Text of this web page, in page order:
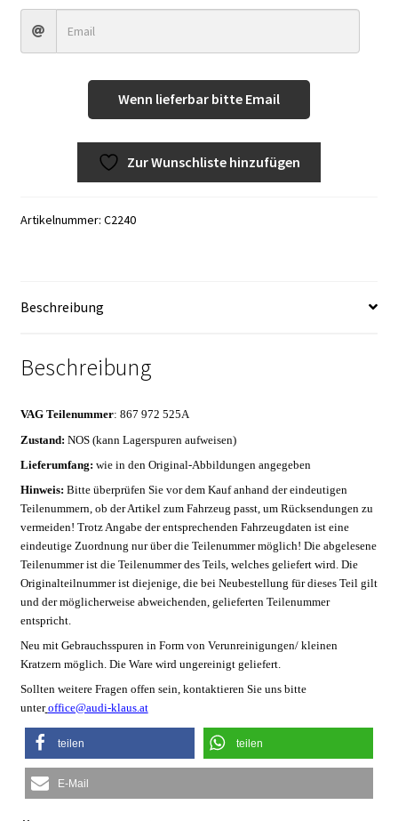
Wenn lieferbar bitte Email
Zur Wunschliste hinzufügen
Artikelnummer: C2240
Beschreibung
Beschreibung
VAG Teilenummer: 867 972 525A
Zustand: NOS (kann Lagerspuren aufweisen)
Lieferumfang: wie in den Original-Abbildungen angegeben
Hinweis: Bitte überprüfen Sie vor dem Kauf anhand der eindeutigen
Teilenummern, ob der Artikel zum Fahrzeug passt, um Rücksendungen zu
vermeiden! Trotz Angabe der entsprechenden Fahrzeugdaten ist eine
eindeutige Zuordnung nur über die Teilenummer möglich! Die abgelesene
Teilenummer ist die Teilenummer des Teils, welches geliefert wird. Die
Originalteilnummer ist diejenige, die bei Neubestellung für dieses Teil gilt
und der möglicherweise abweichenden, gelieferten Teilenummer
entspricht.
Neumit Gebrauchsspuren in Form von Verunreinigungen/ kleinen
Kratzern möglich. Die Ware wird ungereinigt geliefert.
Sollten weitere Fragen offen sein, kontaktieren Sie uns bitte
unter office@audi-klaus.at
teilen teilen
E-Mail